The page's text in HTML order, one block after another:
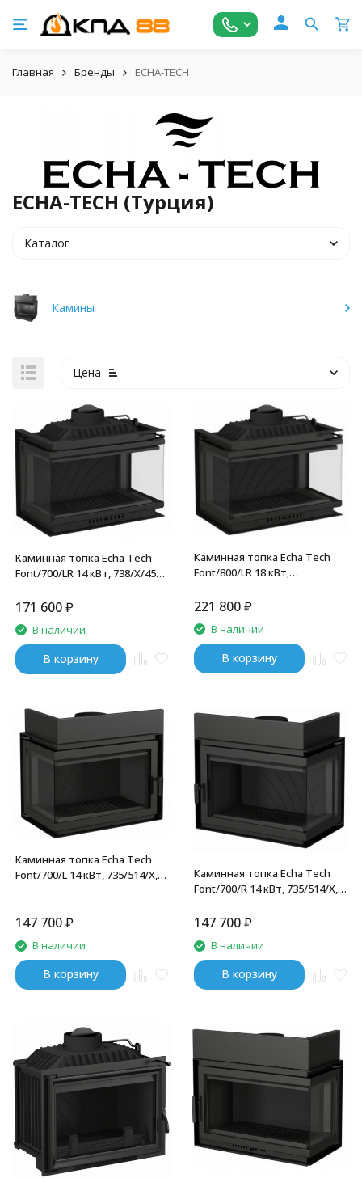
Главная Бренды ECHA-TECH
ECHA-TECH (Турция)
Каталог
Камины
Цена
Каминная топка Echa Tech
Font/700/LR 14 кВт, 738/X/451,
171 600₽
В наличии
В корзину
Каминная топка Echa Tech
Font/800/LR 18 кВт,
221 800₽
В наличии
В корзину
Каминная топка Echa Tech
Font/700/L 14 кВт, 735/514/X,
147 700₽
В наличии
В корзину
Каминная топка Echa Tech
Font/700/R 14 кВт, 735/514/X,
147 700₽
В наличии
В корзину